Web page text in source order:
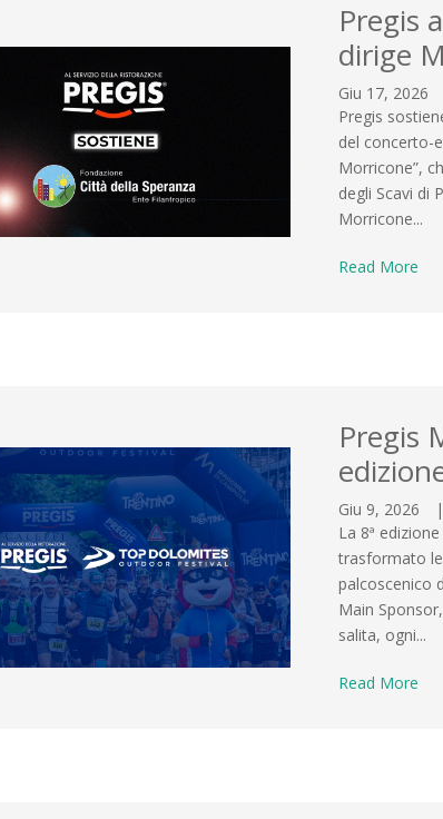
Pregis
dirige
Giu 17, 2026
Pregis
del concerto-
Morricone”,
degli Scavi di
Morricone...
Read More
Pregis
Giu 9, 2026 |
La 8ª
trasformato
palcoscenico
Main
salita, ogni...
Read More